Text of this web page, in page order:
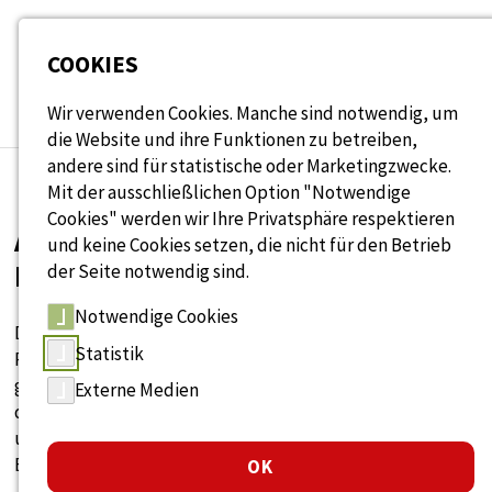
Seitenbereiche:
ANGEBOTSÜBERBLICK WAGE-
NETZWERK
Der Angebotsüberblick bietet Ihnen als
Personalverantwortliche:r vielfältige
geförderte/kostenfreie Angebote und Maßnahmen in OÖ,
die auf den Erhalt der Arbeitsfähigkeit sowie auf alter(n)s-
und generationengerechte Arbeitsbedingungen im
Betrieb abzielen.
COOKIES
Wir verwenden Cookies. Manche sind notwendig, um
die Website und ihre Funktionen zu betreiben,
andere sind für statistische oder Marketingzwecke.
Mit der ausschließlichen Option "Notwendige
Cookies" werden wir Ihre Privatsphäre respektieren
und keine Cookies setzen, die nicht für den Betrieb
der Seite notwendig sind.
Notwendige Cookies
Statistik
Externe Medien
OK